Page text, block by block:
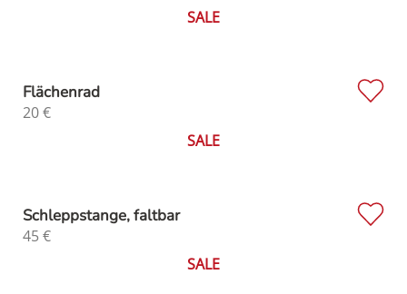
SALE
Flächenrad
20€
SALE
Schleppstange, faltbar
45€
SALE